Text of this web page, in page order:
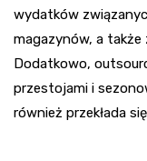
wydatków
magazynów, a także
Dodatkowo,
przestojami i
również przekłada